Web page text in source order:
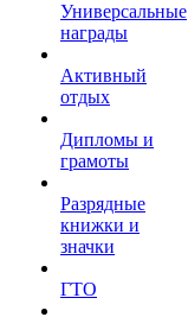
Универсальные
награды
Активный
отдых
Дипломы и
грамоты
Разрядные
книжки и
значки
ГТО